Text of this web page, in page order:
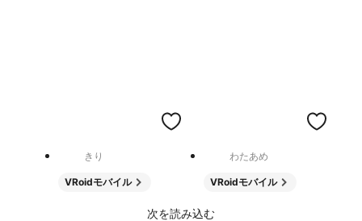
きり
VRoidモバイル
わたあめ
VRoidモバイル
次を読み込む